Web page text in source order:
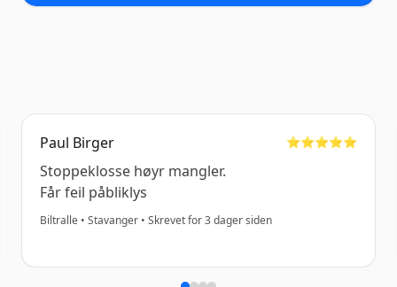
Paul Birger ⭐️⭐️⭐️⭐️⭐️
Stoppeklosse høyr mangler.
Får feil påbliklys
Biltralle • Stavanger • Skrevet for 3 dager siden